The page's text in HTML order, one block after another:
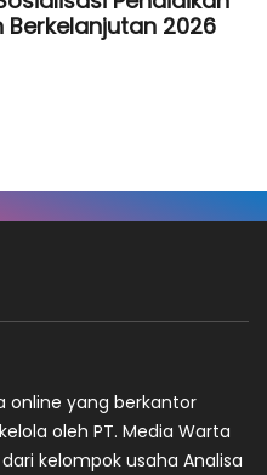
Berkelanjutan 2026
online yang berkantor
oleh PT. Media Warta
kelompok usaha Analisa